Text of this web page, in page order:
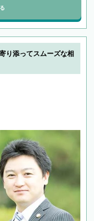
り添ってスムーズな相